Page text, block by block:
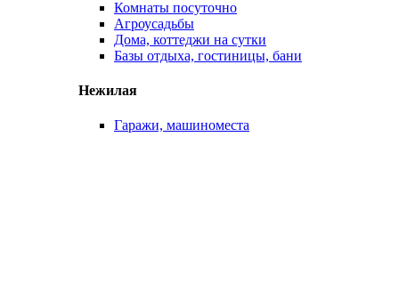
Комнаты посуточно
Агроусадьбы
Дома, коттеджи на сутки
Базы отдыха, гостиницы, бани
Нежилая
Гаражи, машиноместа